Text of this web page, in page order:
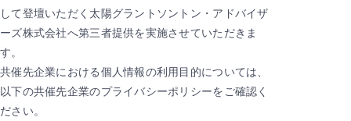
して登壇いただく太陽グラントソントン・アドバイザ
ーズ株式会社へ第三者提供を実施させていただきま
す。
共催先企業における個人情報の利用目的については、
以下の共催先企業のプライバシーポリシーをご確認く
ださい。